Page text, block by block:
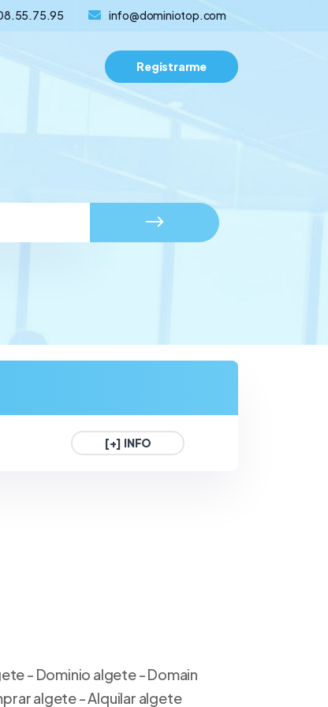
info@dominiotop.com
Registrarme
[+] INFO
- Dominio algete - Domain
algete - Alquilar algete